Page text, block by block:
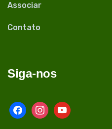
Associar
Contato
Siga-nos
facebookinstagram
youtube